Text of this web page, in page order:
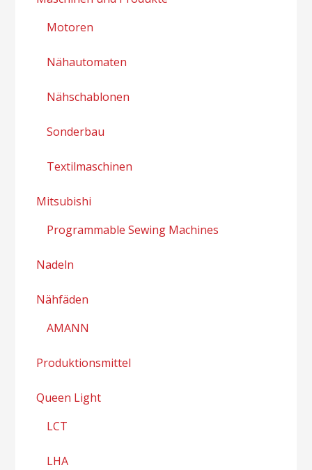
Motoren
Nähautomaten
Nähschablonen
Sonderbau
Textilmaschinen
Mitsubishi
Programmable Sewing Machines
Nadeln
Nähfäden
AMANN
Produktionsmittel
Queen Light
LCT
LHA